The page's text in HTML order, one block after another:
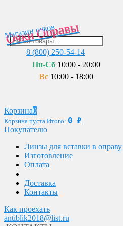
Очки Оправы
Магазин очков
8 (800) 250-54-14
Пн-Сб 10:00 - 20:00
Вс 10:00 - 18:00
Корзина0
Корзина пуста Итого: 0 ₽
Покупателю
Линзы для вставки в оправу
Изготовление
Оплата
Доставка
Контакты
Как проехать
antiblik2018@list.ru